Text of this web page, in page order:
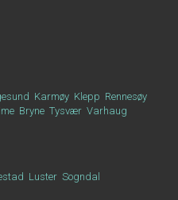
Karmøy Klepp Rennesøy
Bryne Tysvær Varhaug
Luster Sogndal